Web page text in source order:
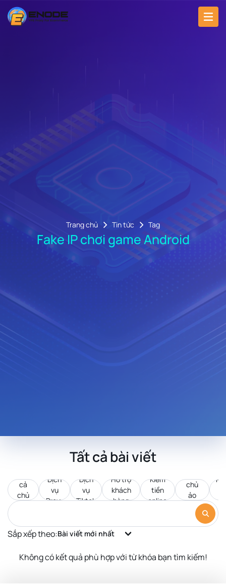
Trang chủ Tin tức Tag
Fake IP chơi game Android
Tất cả bài viết
cả
chủ
Dịch
vụ
Proxy
Dịch
vụ
Tiktok
Hỗ trợ
khách
hàng
Kiếm
tiền
online
chủ
ảo
VPS
Sắp xếp theo:Bài viết mới nhất
Không có kết quả phù hợp với từ khóa bạn tìm kiếm!